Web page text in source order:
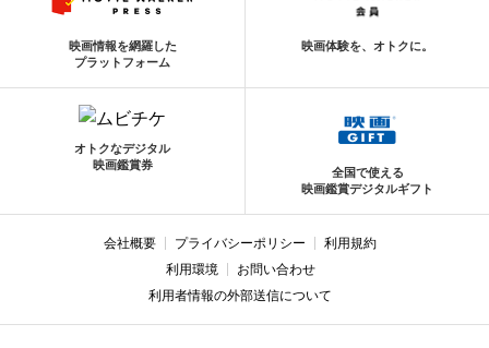
映画情報を網羅した
プラットフォーム
映画体験を、オトクに。
オトクなデジタル
映画鑑賞券
全国で使える
映画鑑賞デジタルギフト
会社概要 プライバシーポリシー
利用規約
利用環境
お問い合わせ
利用者情報の外部送信について